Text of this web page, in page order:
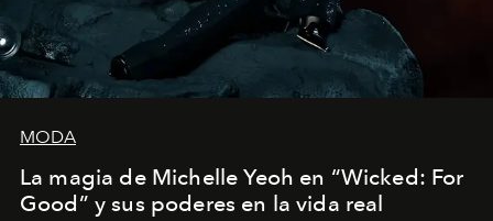
MODA
La magia de Michelle Yeoh en “Wicked: For
Good” y sus poderes en la vida real